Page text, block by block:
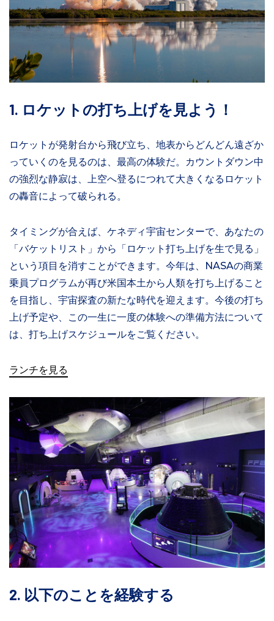
1. ロケットの打ち上げを見よう！
ロケットが発射台から飛び立ち、地表からどんどん遠ざか
っていくのを見るのは、最高の体験だ。カウントダウン中
の強烈な静寂は、上空へ登るにつれて大きくなるロケット
の轟音によって破られる。
タイミングが合えば、ケネディ宇宙センターで、あなたの
「バケットリスト」から「ロケット打ち上げを生で見る」
という項目を消すことができます。今年は、NASAの商業
乗員プログラムが再び米国本土から人類を打ち上げること
を目指し、宇宙探査の新たな時代を迎えます。今後の打ち
上げ予定や、この一生に一度の体験への準備方法について
は、打ち上げスケジュールをご覧ください。
ランチを見る
2. 以下のことを経験する